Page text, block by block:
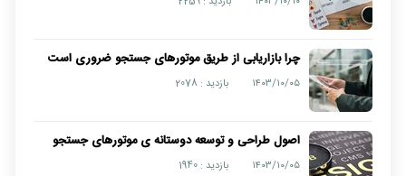
چرا بازاریابی از طریق موتورهای جستجو ضروری است
۱۴۰۳/۱۰/۰۵ بازدید : 2078
اصول طراحی و توسعه دوستانه ی موتورهای جستجو
۱۴۰۳/۱۰/۰۵ بازدید : 1940